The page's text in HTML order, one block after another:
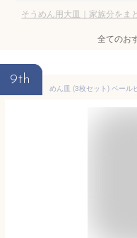
そうめん用大皿｜家族分をま
全てのお
9th